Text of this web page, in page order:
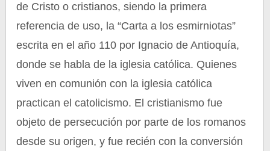
de Cristo o cristianos, siendo la primera
referencia de uso, la “Carta a los esmirniotas”
escrita en el año 110 por Ignacio de Antioquía,
donde se habla de la iglesia católica. Quienes
viven en comunión con la iglesia católica
practican el catolicismo. El cristianismo fue
objeto de persecución por parte de los romanos
desde su origen, y fue recién con la conversión